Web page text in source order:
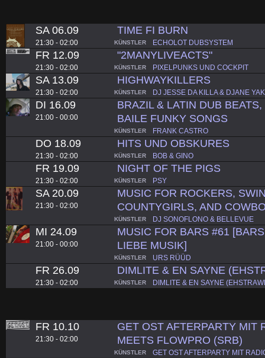
SA 06.09
21:30 - 02:00
TIME FI BURN
KÜNSTLER ECHOLOT DUBSYSTEM
FR 12.09
21:30 - 02:00
"2MANYLIVEACTS"
KÜNSTLER PIXELPUNKS UND COCKPIT
SA 13.09
21:30 - 02:00
HIGHWAYKILLERS
KÜNSTLER DJ JESSE DA KILLA & DJANE YAK
DI 16.09
21:00 - 00:00
BRAZIL & LATIN DUB
BAILE FUNKY SONGS
KÜNSTLER FRANK CASTRO
DO 18.09
21:30 - 02:00
HITS UND OBSKURES
KÜNSTLER BOB & GINO
FR 19.09
21:30 - 02:00
NIGHT OF THE PIGS
KÜNSTLER PSY
SA 20.09
21:30 - 02:00
MUSIC FOR ROCKERS,
COUNTYGIRLS, AND
KÜNSTLER DJ SONOFLONO & BELLEVUE
MI 24.09
21:00 - 00:00
MUSIC FOR BARS #61
LIEBE MUSIK]
KÜNSTLER URS RÜÜD
FR 26.09
21:30 - 02:00
DIMLITE & EN SAYNE
KÜNSTLER DIMLITE & EN SAYNE
FR 10.10
21:30 - 02:00
GET OST AFTERPARTY MIT
MEETS FLOWPRO (SRB)
KÜNSTLER GET OST AFTERPARTY MIT